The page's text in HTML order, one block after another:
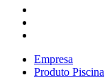
Empresa
Produto Piscina